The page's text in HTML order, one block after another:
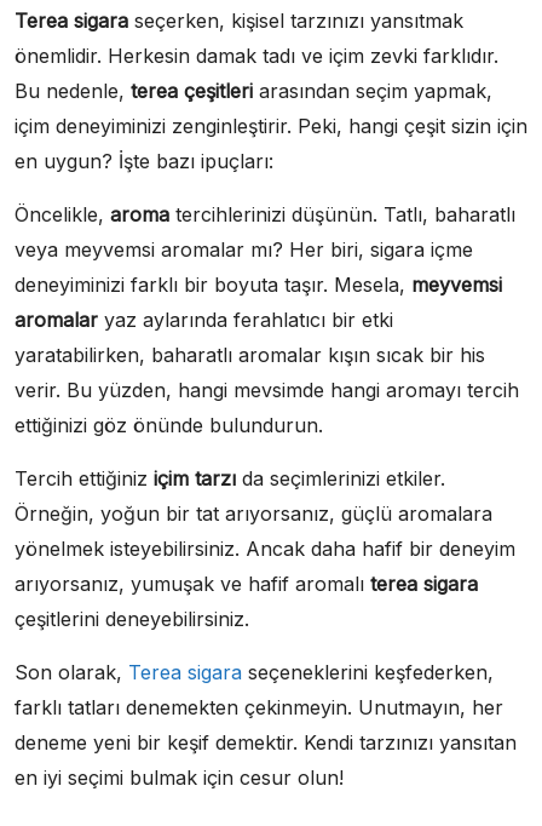
Terea sigara seçerken, kişisel tarzınızı yansıtmak
önemlidir. Herkesin damak tadı ve içim zevki farklıdır.
Bu nedenle, terea çeşitleri arasından seçim yapmak,
içim deneyiminizi zenginleştirir. Peki, hangi çeşit sizin için
en uygun? İşte bazı ipuçları:
Öncelikle, aroma tercihlerinizi düşünün. Tatlı, baharatlı
veya meyvemsi aromalar mı? Her biri, sigara içme
deneyiminizi farklı bir boyuta taşır. Mesela, meyvemsi
aromalar yaz aylarında ferahlatıcı bir etki
yaratabilirken, baharatlı aromalar kışın sıcak bir his
verir. Bu yüzden, hangi mevsimde hangi aromayı tercih
ettiğinizi göz önünde bulundurun.
Tercih ettiğiniz içim tarzı da seçimlerinizi etkiler.
Örneğin, yoğun bir tat arıyorsanız, güçlü aromalara
yönelmek isteyebilirsiniz. Ancak daha hafif bir deneyim
arıyorsanız, yumuşak ve hafif aromalı terea sigara
çeşitlerini deneyebilirsiniz.
Son olarak, Terea sigara seçeneklerini keşfederken,
farklı tatları denemekten çekinmeyin. Unutmayın, her
deneme yeni bir keşif demektir. Kendi tarzınızı yansıtan
en iyi seçimi bulmak için cesur olun!